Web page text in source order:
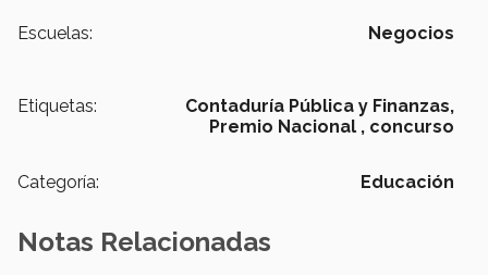
Escuelas: Negocios
Etiquetas:
Contaduría Pública y Finanzas,
Premio Nacional , concurso
Categoría: Educación
Notas Relacionadas